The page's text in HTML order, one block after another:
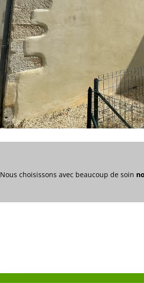
Nous choisissons avec beaucoup de soin